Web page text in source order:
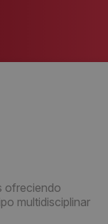
ofreciendo
multidisciplinar